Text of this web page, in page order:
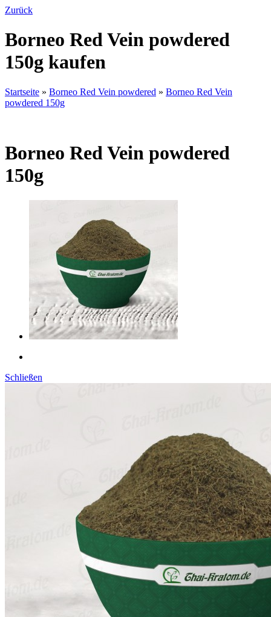
Zurück
Borneo Red Vein powdered
150g kaufen
Startseite » Borneo Red Vein powdered » Borneo Red Vein
powdered 150g
Borneo Red Vein powdered
150g
Schließen